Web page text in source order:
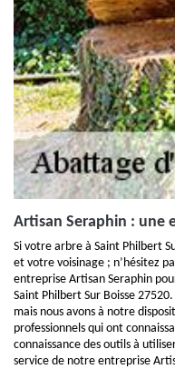
Artisan Seraphin : une
Si votre arbre à Saint Philbert
et votre voisinage ; n’hésitez
entreprise Artisan Seraphin
Saint Philbert Sur Boisse
mais nous avons à notre
professionnels qui ont
connaissance des outils à
service de notre entreprise